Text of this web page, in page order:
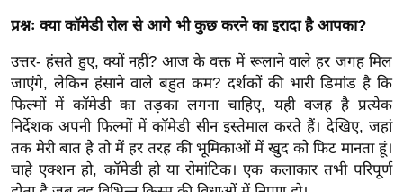
न
ग
त
बॉ
ली
वु
प्रश्नः क्या कॉमेडी रोल से आगे भी कुछ करने का इरादा है आपका?
उत्तर- हंसते हुए, क्यों नहीं? आज के वक्त में रूलाने वाले हर जगह मिल
जाएंगे, लेकिन हंसाने वाले बहुत कम? दर्शकों की भारी डिमांड है कि
फिल्मों में कॉमेडी का तड़का लगना चाहिए, यही वजह है प्रत्येक
निर्देशक अपनी फिल्मों में कॉमेडी सीन इस्तेमाल करते हैं। देखिए, जहां
तक मेरी बात है तो मैं हर तरह की भूमिकाओं में खुद को फिट मानता हूं।
चाहे एक्शन हो, कॉमेडी हो या रोमांटिक। एक कलाकार तभी परिपूर्ण